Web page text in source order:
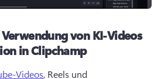
von KI-Videos
in Clipchamp
Videos, Reels und